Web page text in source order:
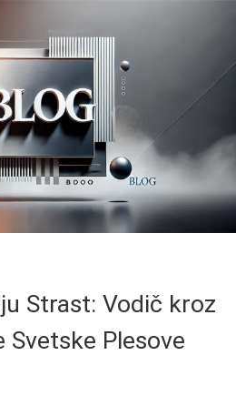
Strast: Vodič kroz
Svetske Plesove